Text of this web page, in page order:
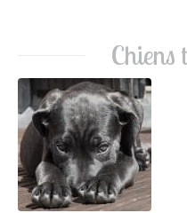
Chiens